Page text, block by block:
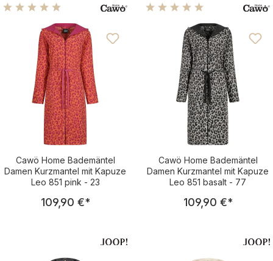
Damen & Herren
Durchschnittliche Bewertung von 5 von 5 Sternen
Cawö Home Bademäntel
Damen Kurzmantel mit Kapuze
Leo 851 pink - 23
Regulärer Preis:
109,90 €*
Durchschnittliche
Cawö Home Bademäntel
Damen Kurzmantel mit Kapuze
Leo 851 basalt - 77
Regulärer
109,90 €*